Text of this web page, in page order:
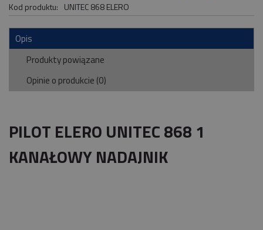
Kod produktu: UNITEC 868 ELERO
Opis
Produkty powiązane
Opinie o produkcie (0)
PILOT ELERO UNITEC 868 1
KANAŁOWY NADAJNIK